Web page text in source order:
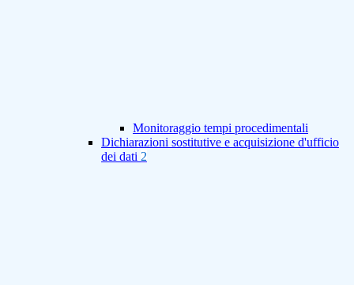
Monitoraggio tempi procedimentali
Dichiarazioni sostitutive e acquisizione d'ufficio
dei dati 2